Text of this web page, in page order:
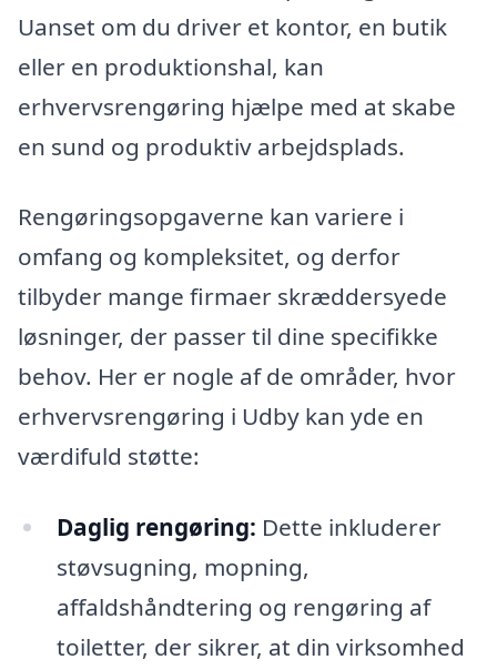
Uanset om du driver et kontor, en butik
eller en produktionshal, kan
erhvervsrengøring hjælpe med at skabe
en sund og produktiv arbejdsplads.
Rengøringsopgaverne kan variere i
omfang og kompleksitet, og derfor
tilbyder mange firmaer skræddersyede
løsninger, der passer til dine specifikke
behov. Her er nogle af de områder, hvor
erhvervsrengøring i Udby kan yde en
værdifuld støtte:
Daglig rengøring: Dette inkluderer
støvsugning, mopning,
affaldshåndtering og rengøring af
toiletter, der sikrer, at din virksomhed